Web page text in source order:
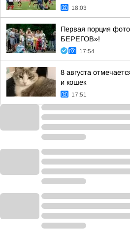
18:03
Первая порция
БЕРЕГОВ»!
17:54
8 августа
и кошек
17:51